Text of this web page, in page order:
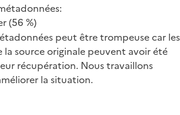
(56 %)
peut être trompeuse car les
la source originale peuvent avoir été
récupération. Nous travaillons
la situation.